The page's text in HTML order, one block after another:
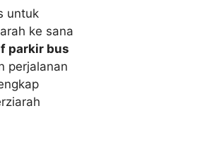
untuk
ke sana
parkir bus
perjalanan